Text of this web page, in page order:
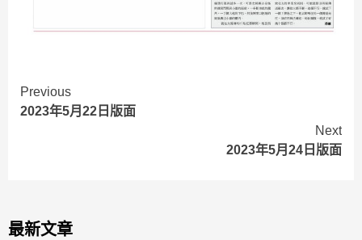
Continue
Reading
Previous
2023年5月22日版面
Next
2023年5月24日版面
最新文章